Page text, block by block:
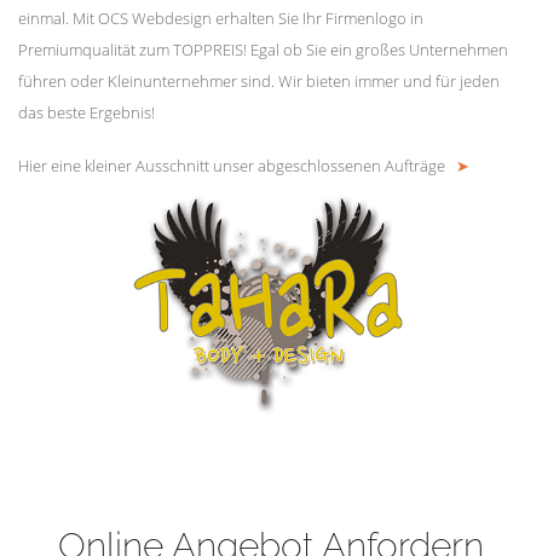
einmal. Mit OCS Webdesign erhalten Sie Ihr Firmenlogo in
Premiumqualität zum TOPPREIS! Egal ob Sie ein großes Unternehmen
führen oder Kleinunternehmer sind. Wir bieten immer und für jeden
das beste Ergebnis!
Hier eine kleiner Ausschnitt unser abgeschlossenen Aufträge ➤
Online Angebot Anfordern